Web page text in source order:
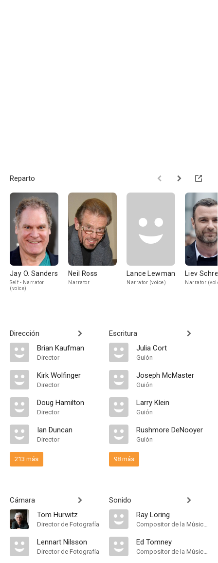
Reparto
Jay O. Sanders
Self - Narrator
(voice)
Neil Ross
Narrator
Lance Lewman
Narrator (voice)
Liev
Narrator
Dirección
Brian Kaufman
Director
Kirk Wolfinger
Director
Doug Hamilton
Director
Ian Duncan
Director
213 más
Cámara
Tom Hurwitz
Director de Fotografía
Lennart Nilsson
Director de Fotografía
Escritura
Julia Cort
Guión
Joseph McMaster
Guión
Larry Klein
Guión
Rushmore DeNooyer
Guión
98 más
Sonido
Ray Loring
Compositor de la Música Original
Ed Tomney
Compositor de la Música Original